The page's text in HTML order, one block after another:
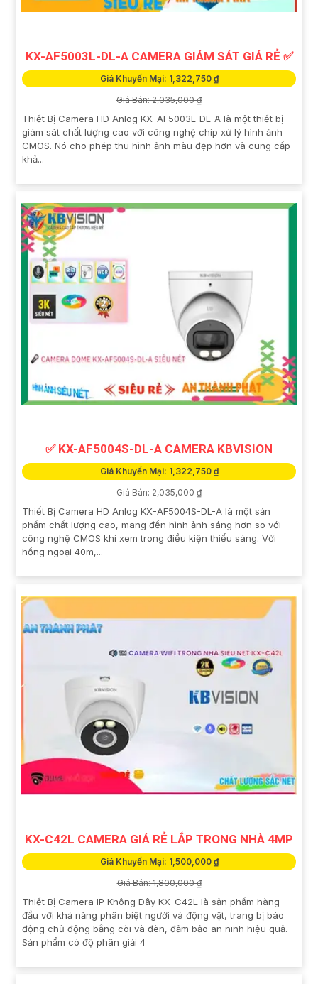
KX-AF5003L-DL-A CAMERA GIÁM SÁT GIÁ RẺ ✅
Giá Khuyến Mại: 1,322,750 ₫
Giá Bán: 2,035,000 ₫
Thiết Bị Camera HD Anlog KX-AF5003L-DL-A là một thiết bị
giám sát chất lượng cao với công nghệ chip xử lý hình ảnh
CMOS. Nó cho phép thu hình ảnh màu đẹp hơn và cung cấp
khả...
✅ KX-AF5004S-DL-A CAMERA KBVISION
Giá Khuyến Mại: 1,322,750 ₫
Giá Bán: 2,035,000 ₫
Thiết Bị Camera HD Anlog KX-AF5004S-DL-A là một sản
phẩm chất lượng cao, mang đến hình ảnh sáng hơn so với
công nghệ CMOS khi xem trong điều kiện thiếu sáng. Với
hồng ngoại 40m,...
KX-C42L CAMERA GIÁ RẺ LẮP TRONG NHÀ 4MP
Giá Khuyến Mại: 1,500,000 ₫
Giá Bán: 1,800,000 ₫
Thiết Bị Camera IP Không Dây KX-C42L là sản phẩm hàng
đầu với khả năng phân biệt người và động vật, trang bị báo
động chủ động bằng còi và đèn, đảm bảo an ninh hiệu quả.
Sản phẩm có độ phân giải 4